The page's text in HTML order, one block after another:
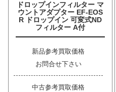
ドロップインフィルター マ
ウントアダプター EF-EOS
R ドロップイン 可変式ND
フィルター A付
新品参考買取価格
お問合せ下さい
中古参考買取価格